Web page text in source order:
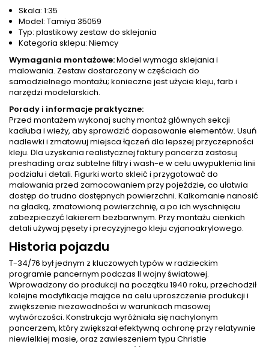
Skala: 1:35
Model: Tamiya 35059
Typ: plastikowy zestaw do sklejania
Kategoria sklepu: Niemcy
Wymagania montażowe:Model wymaga sklejania i
malowania. Zestaw dostarczany w częściach do
samodzielnego montażu; konieczne jest użycie kleju, farb i
narzędzi modelarskich.
Porady i informacje praktyczne:
Przed montażem wykonaj suchy montaż głównych sekcji
kadłuba i wieży, aby sprawdzić dopasowanie elementów. Usuń
nadlewki i zmatowuj miejsca łączeń dla lepszej przyczepności
kleju. Dla uzyskania realistycznej faktury pancerza zastosuj
preshading oraz subtelne filtry i wash-e w celu uwypuklenia linii
podziału i detali. Figurki warto skleić i przygotować do
malowania przed zamocowaniem przy pojeździe, co ułatwia
dostęp do trudno dostępnych powierzchni. Kalkomanie nanosić
na gładką, zmatowioną powierzchnię, a po ich wyschnięciu
zabezpieczyć lakierem bezbarwnym. Przy montażu cienkich
detali używaj pęsety i precyzyjnego kleju cyjanoakrylowego.
Historia pojazdu
T-34/76 był jednym z kluczowych typów w radzieckim
programie pancernym podczas II wojny światowej.
Wprowadzony do produkcji na początku 1940 roku, przechodził
kolejne modyfikacje mające na celu uproszczenie produkcji i
zwiększenie niezawodności w warunkach masowej
wytwórczości. Konstrukcja wyróżniała się nachylonym
pancerzem, który zwiększał efektywną ochronę przy relatywnie
niewielkiej masie, oraz zawieszeniem typu Christie